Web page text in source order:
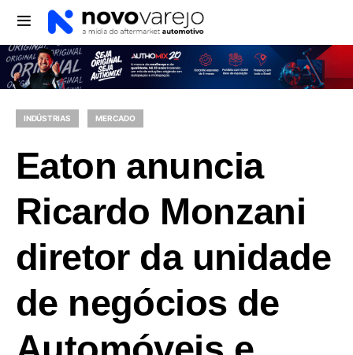
INDÚSTRIAS MERCADO
Eaton anuncia
Ricardo Monzani
diretor da unidade
de negócios de